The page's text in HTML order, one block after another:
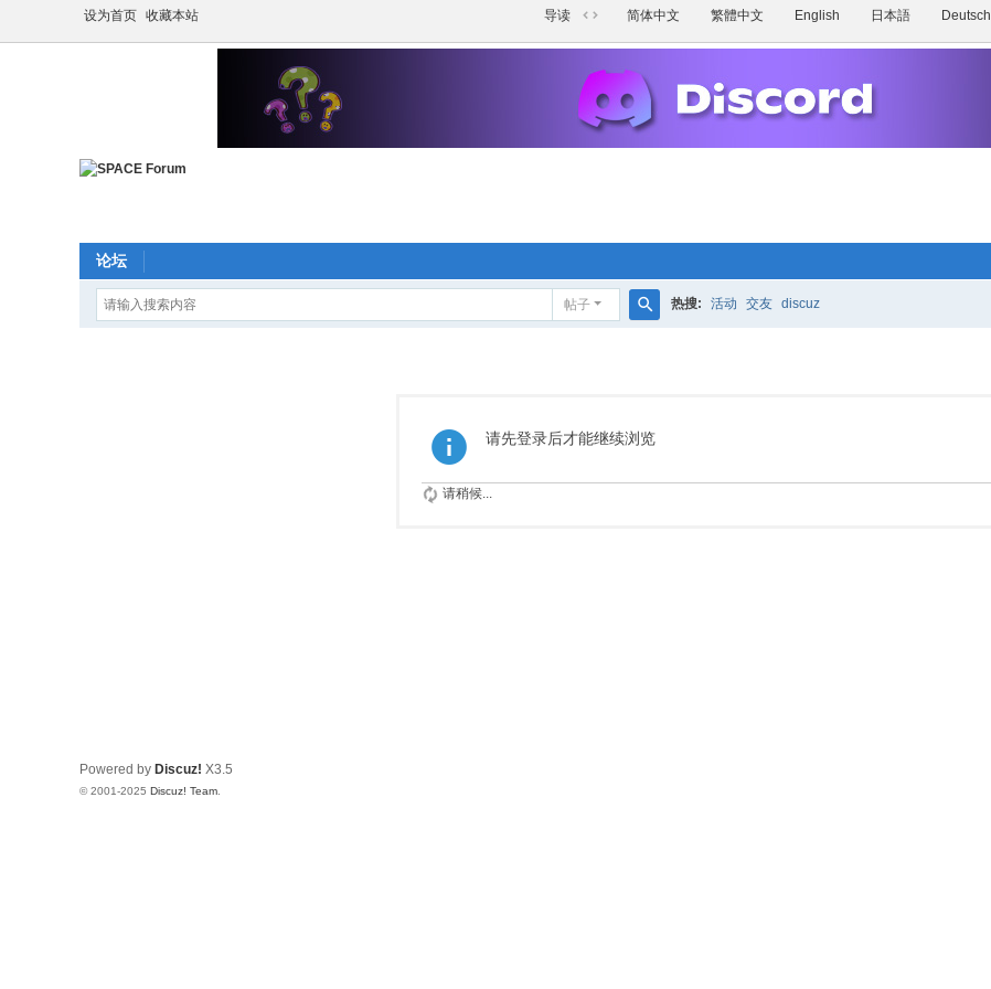
设为首页 收藏本站 简体中文 繁體中文 English 日本語 Deutsch
导读
换
到
宽
版
论坛
帖子 热搜: 活动 交友 discuz
请先登录后才能继续浏览
请稍候...
Powered by Discuz! X3.5
© 2001-2025 Discuz! Team